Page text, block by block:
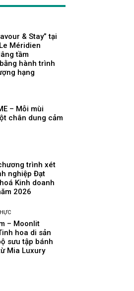
& Stay” tại
Méridien
tầm
hành trình
hạng
– Mỗi mùi
chân dung cảm
trình xét
nghiệp Đạt
Kinh doanh
2026
– Moonlit
hoa di sản
sưu tập bánh
Mia Luxury